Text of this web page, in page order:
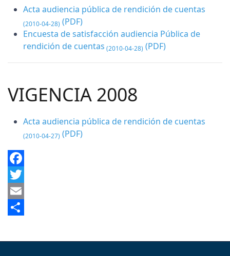
Acta audiencia pública de rendición de cuentas
(2010-04-28) (PDF)
Encuesta de satisfacción audiencia Pública de
rendición de cuentas (2010-04-28) (PDF)
VIGENCIA 2008
Acta audiencia pública de rendición de cuentas
(2010-04-27) (PDF)
Facebook
Twitter
Email